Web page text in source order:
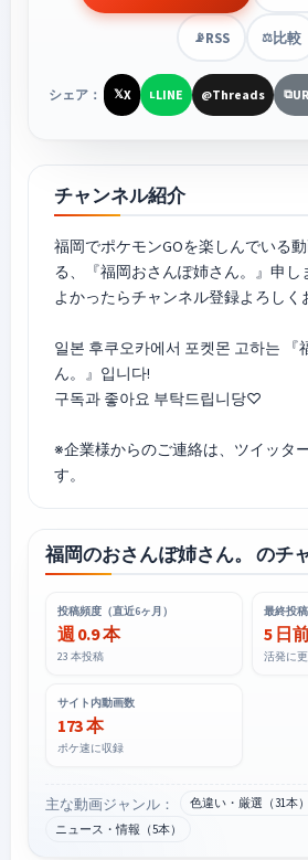
📡RSS ⚖️比較
シェア： 𝕏X LLINE @Threads ⧉
チャンネル紹介
福岡でポケモンGOを楽しんでいる
る、『福岡おさんぽ姉さん。』申し
よかったらチャンネル登録よろし
일본 후쿠오카에서 포켓몬 고하는 『
ん。』입니다!
구독과 좋아요 부탁드립니당♡
※企業様からのご連絡は、ツイッタ
福岡のおさんぽ姉さん。 のチ
投稿頻度（直近6ヶ月）
週 0.9 本
23 本投稿
最終投稿
5 日
活発に
サイト内動画数
173 本
ポケ速に収録
主な動画ジャンル： 色違い・厳選（31本）
ニュース・情報（5本）